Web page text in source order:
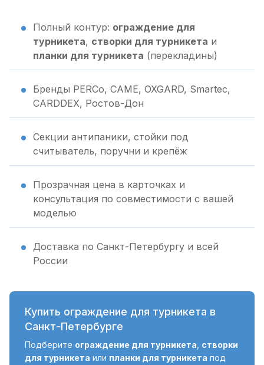
Полный контур: ограждение для
турникета, створки для турникета и
планки для турникета (перекладины)
Бренды PERCo, CAME, OXGARD, Smartec,
CARDDEX, Ростов-Дон
Секции антипаники, стойки под
считыватель, поручни и крепёж
Прозрачная цена в карточках и
консультация по совместимости с вашей
моделью
Доставка по Санкт-Петербургу и всей
России
Купить ограждение для турникета в
Санкт-Петербурге
Подберите ограждение для турникета, створки
для турникета или планки для турникета под